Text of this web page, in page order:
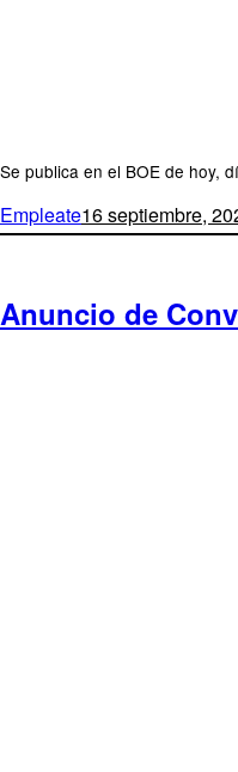
Se publica en el BOE de hoy,
Autor
EmpleatePublicado
el
16 septiembre,
Anuncio de